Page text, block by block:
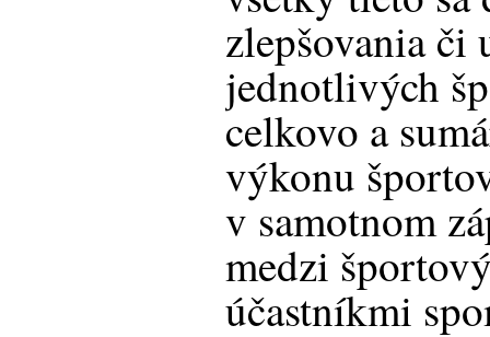
zlepšovania
jednotlivých
celkovo a
výkonu
v samotnom
medzi
účastníkmi